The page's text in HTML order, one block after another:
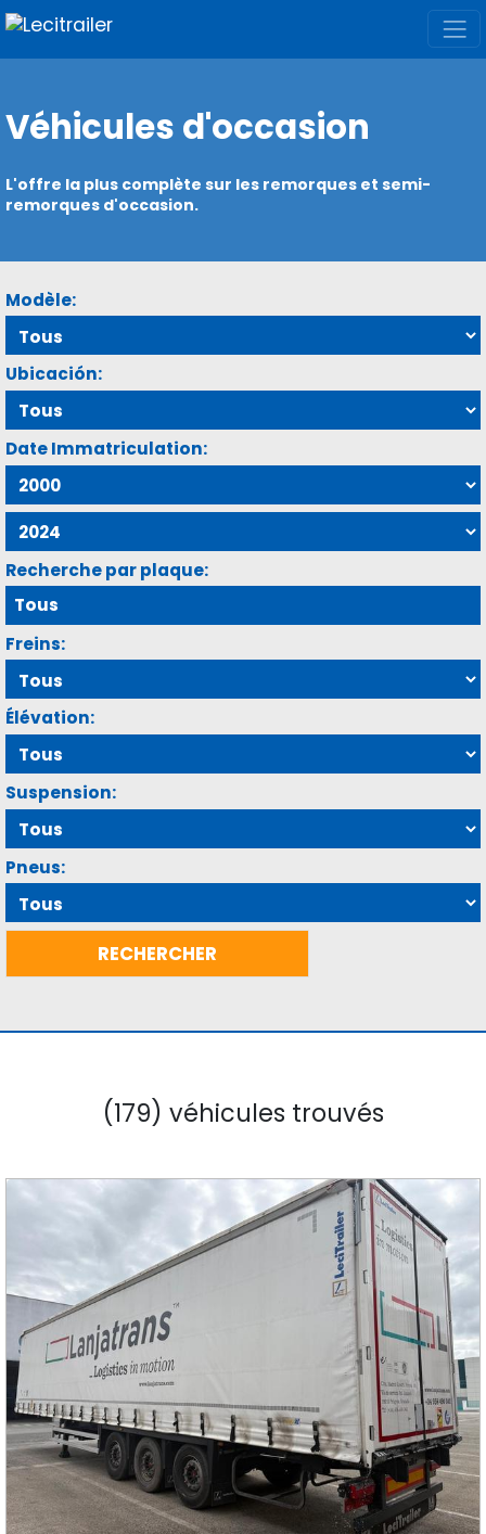
Véhicules d'occasion
L'offre la plus complète sur les remorques et semi-
remorques d'occasion.
Modèle:
Ubicación:
Date Immatriculation:
Recherche par plaque:
Freins:
Élévation:
Suspension:
Pneus:
(179) véhicules trouvés